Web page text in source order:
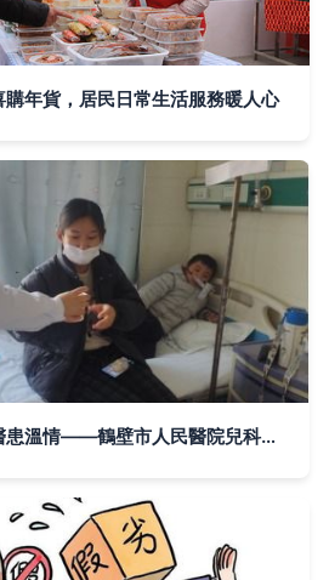
年貨，居民日常生活服務暖人心
一杯暖心熱飲，傳遞醫患溫情——鶴壁市人民醫院兒科推出貼心服務